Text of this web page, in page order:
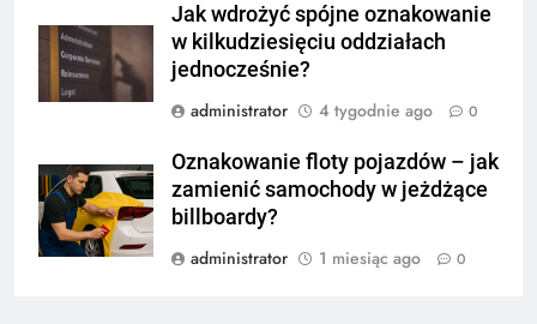
Jak wdrożyć spójne oznakowanie
w kilkudziesięciu oddziałach
jednocześnie?
administrator
4 tygodnie ago 0
Oznakowanie floty pojazdów – jak
zamienić samochody w jeżdżące
billboardy?
administrator
1 miesiąc ago 0